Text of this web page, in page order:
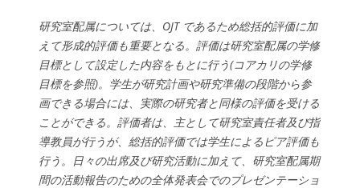
研究室配属については、OJT であるため総括的評価に加
えて形成的評価も重要となる。評価は研究室配属の学修
目標として設定した内容をもとに行う(コアカリの学修
目標を参照)。学生が研究計画や研究準備の段階から参
画できる場合には、実際の研究者と同様の評価を受ける
ことができる。評価者は、主として研究室責任者及び指
導教員が行うが、総括的評価では学生によるピア評価も
行う。日々の出席及び研究活動に加えて、研究室配属期
間の活動報告のための全体発表会でのプレゼンテーショ